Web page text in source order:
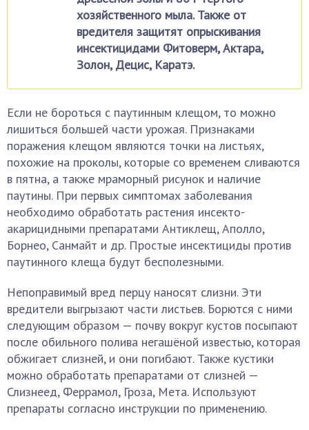
хозяйственного мыла. Также от
вредителя защитят опрыскивания
инсектицидами Фитоверм, Актара,
Золон, Децис, Каратэ.
Если не бороться с паутинным клещом, то можно
лишиться большей части урожая. Признаками
поражения клещом являются точки на листьях,
похожие на проколы, которые со временем сливаются
в пятна, а также мраморный рисунок и наличие
паутины. При первых симптомах заболевания
необходимо обработать растения инсекто-
акарицидными препаратами Антиклещ, Аполло,
Борнео, Санмайт и др. Простые инсектициды против
паутинного клеща будут бесполезными.
Непоправимый вред перцу наносят слизни. Эти
вредители выгрызают части листьев. Борются с ними
следующим образом — почву вокруг кустов посыпают
после обильного полива негашёной известью, которая
обжигает слизней, и они погибают. Также кустики
можно обработать препаратами от слизней —
Слизнеед, Феррамол, Гроза, Мета. Используют
препараты согласно инструкции по применению.